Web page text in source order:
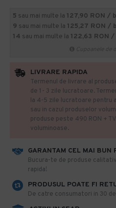
5 sau mai multe la 127,90 RON /
9 sau mai multe la 125,27 RON /
14 sau mai multe la 122,63 RON /
GARANTAM CEL MAI BUN
​Bucura-te de produse
rapida!
PRODUSUL POATE FI
De catre consumatori in 30
LIVRARE RAPIDA
Termenul de livrare al
de 1- 3 zile lucratoare.
la 4-5 zile lucratoare pentru
sau in cazul produselor
produse peste 490 RON +
voluminoase.